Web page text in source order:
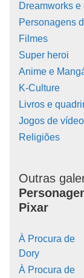
Dreamworks e
Personagens
Filmes
Super heroi
Anime e
K-Culture
Livros e
Jogos de vídeo
Religiões
Outras
Pixar
À Procura de
Dory
À Procura de